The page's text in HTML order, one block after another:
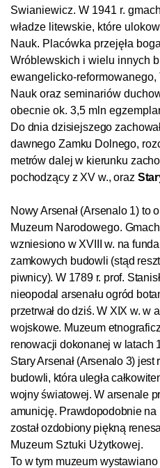
Swianiewicz. W 1941 r.
władze litewskie, które
Nauk. Placówka przejęła
Wróblewskich i wielu innych
ewangelicko-reformowanego,
Nauk oraz seminariów
obecnie ok. 3,5 mln
Do dnia dzisiejszego
dawnego Zamku Dolnego,
metrów dalej w kierunku
pochodzący z XV w., oraz
Nowy Arsenał (Arsenalo 1) to
Muzeum Narodowego.
wzniesiono w XVIII w. na
zamkowych budowli (stąd
piwnicy). W 1789 r. prof.
nieopodal arsenału ogród
przetrwał do dziś. W XIX w. w
wojskowe. Muzeum
renowacji dokonanej w latach
Stary Arsenał (Arsenalo 3)
budowli, która uległa
wojny światowej. W arsenale
amunicję. Prawdopodobnie na
został ozdobiony piękną
Muzeum Sztuki Użytkowej.
To w tym muzeum